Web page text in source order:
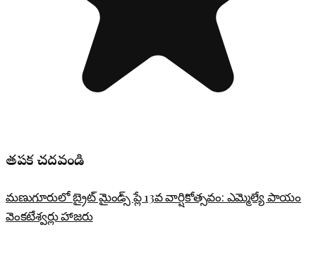
తప్పక చదవండి
మణుగూరులో బ్రైట్ మైండ్స్ ప్లే 13వ వార్షికోత్సవం: ఎమ్మెల్యే పాయం
వెంకటేశ్వర్లు హాజరు